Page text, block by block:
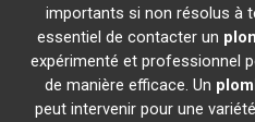
importants si non résolus à
essentiel de contacter un
expérimenté et professionnel
de manière efficace. Un
peut intervenir pour une